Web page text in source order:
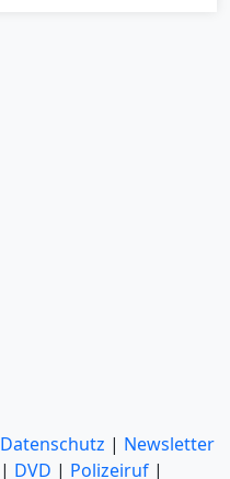
Datenschutz | Newsletter
| DVD | Polizeiruf |